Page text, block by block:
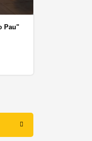
Pau"